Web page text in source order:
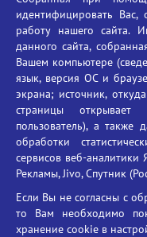
Противодействие угрозам
Социальные ролики -
Противодействие коррупции
БГУ против наркотиков
Брянский
имени
Время
E-
идентифицировать
работу нашего сайта.
данного сайта,
Вашем компьютере
язык, версия ОС и
экрана; источник,
страницы
пользователь), а также
обработки
сервисов веб-аналитики
Рекламы, Jivo, Спутник
Если Вы не согласны с
то Вам необходимо
хранение cookie в